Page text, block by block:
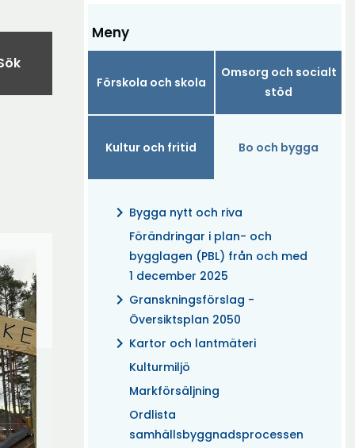
Meny
Förskola och skola
Omsorg och socialt
stöd
Kultur och fritid Bo och bygga
chevron_right Bygga nytt och riva
Förändringar i plan- och
bygglagen (PBL) från och med
1 december 2025
chevron_right Granskningsförslag -
Översiktsplan 2050
chevron_right Kartor och lantmäteri
Kulturmiljö
Markförsäljning
Ordlista
samhällsbyggnadsprocessen